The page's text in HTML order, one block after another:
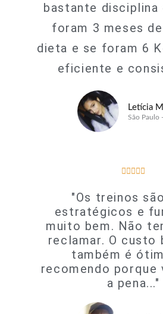
bastante
foram 3 meses
dieta e se foram 6
eficiente e
Letícia
São Paulo
    
"Os treinos
estratégicos e
muito bem. Não
reclamar. O custo
também é
recomendo porque
a pena..."